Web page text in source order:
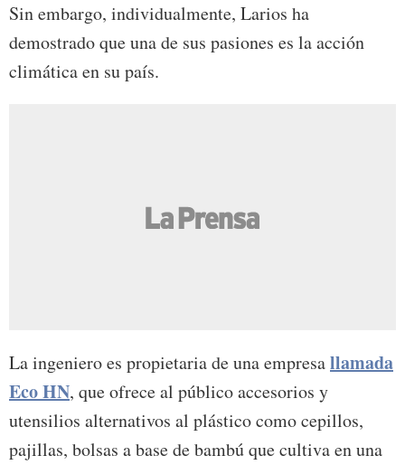
Sin embargo, individualmente, Larios ha
demostrado que una de sus pasiones es la acción
climática en su país.
La ingeniero es propietaria de una empresallamada
Eco HN, que ofrece al público accesorios y
utensilios alternativos al plástico como cepillos,
pajillas, bolsas a base de bambú que cultiva en una